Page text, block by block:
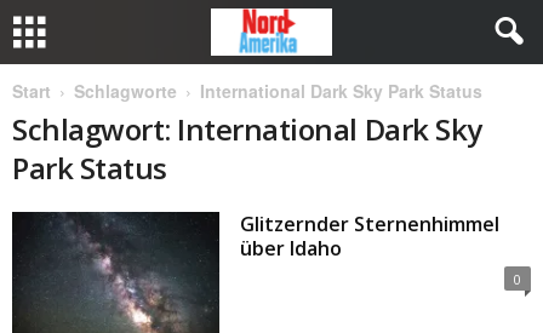
Start Schlagworte International Dark Sky Park Status
Schlagwort: International Dark Sky
Park Status
Glitzernder Sternenhimmel
über Idaho
0